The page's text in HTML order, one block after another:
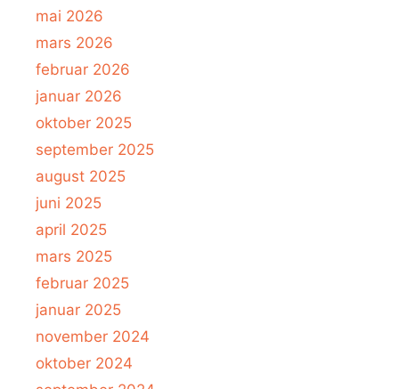
mai 2026
mars 2026
februar 2026
januar 2026
oktober 2025
september 2025
august 2025
juni 2025
april 2025
mars 2025
februar 2025
januar 2025
november 2024
oktober 2024